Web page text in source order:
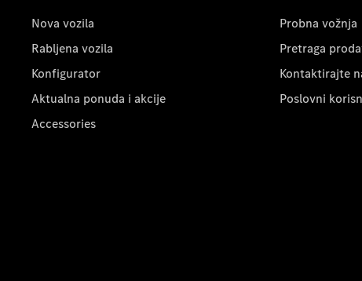
Nova vozila
Rabljena vozila
Konfigurator
Aktualna ponuda i akcije
Accessories
Probna vožnja
Pretraga
Kontaktirajte
Poslovni